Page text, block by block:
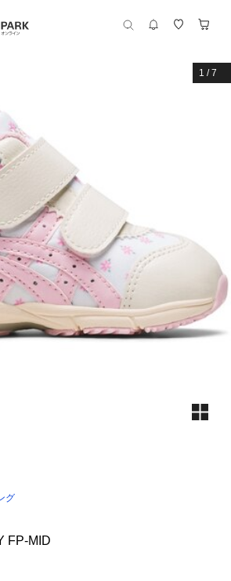
1 /7
グ
FP-MID